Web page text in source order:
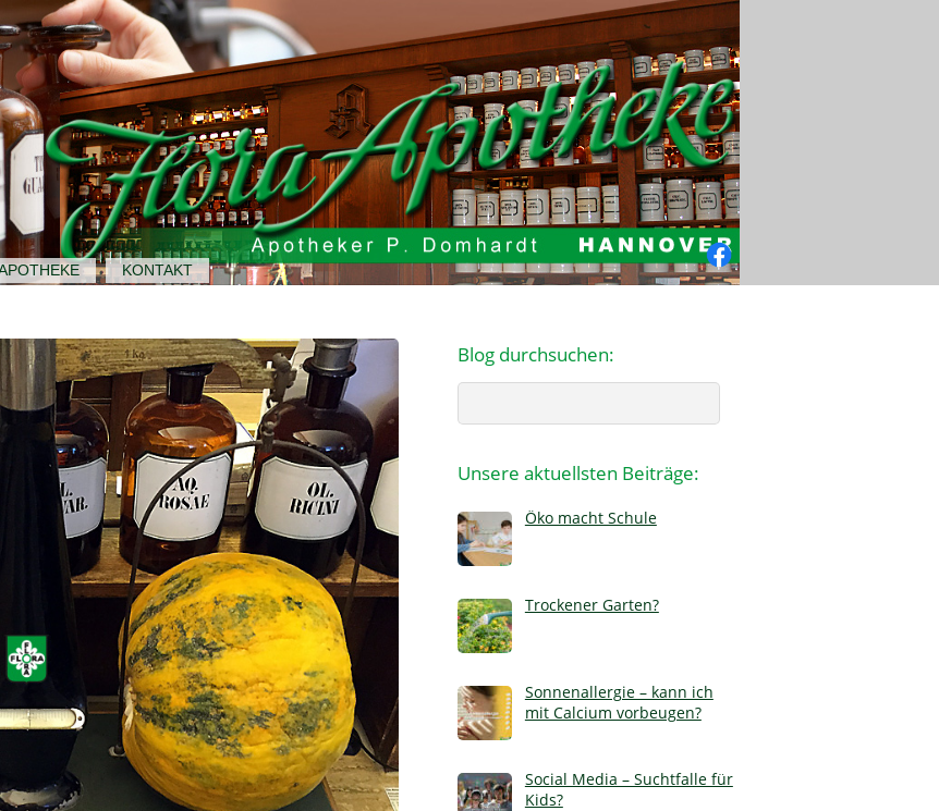
KONTAKT
Facebook
Blog durchsuchen:
Unsere aktuellsten Beiträge:
Öko macht Schule
Trockener Garten?
Sonnenallergie – kann ich
mit Calcium vorbeugen?
Social Media – Suchtfalle für
Kids?